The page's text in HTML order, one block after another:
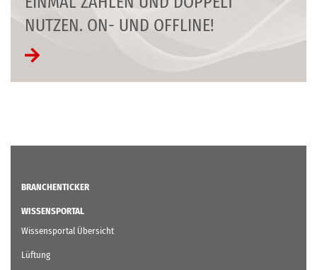
NUTZEN. ON- UND OFFLINE!
BRANCHENTICKER
WISSENSPORTAL
Wissensportal Übersicht
Lüftung